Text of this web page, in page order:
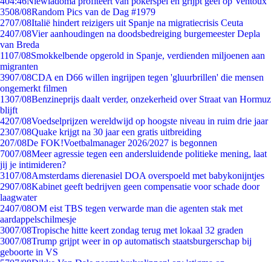
3508/08Random Pics van de Dag #1979
2707/08Italië hindert reizigers uit Spanje na migratiecrisis Ceuta
2407/08Vier aanhoudingen na doodsbedreiging burgemeester Depla
van Breda
1107/08Smokkelbende opgerold in Spanje, verdienden miljoenen aan
migranten
3907/08CDA en D66 willen ingrijpen tegen 'gluurbrillen' die mensen
ongemerkt filmen
1307/08Benzineprijs daalt verder, onzekerheid over Straat van Hormuz
blijft
4207/08Voedselprijzen wereldwijd op hoogste niveau in ruim drie jaar
2307/08Quake krijgt na 30 jaar een gratis uitbreiding
207/08De FOK!Voetbalmanager 2026/2027 is begonnen
7007/08Meer agressie tegen een andersluidende politieke mening, laat
jij je intimideren?
3107/08Amsterdams dierenasiel DOA overspoeld met babykonijntjes
2907/08Kabinet geeft bedrijven geen compensatie voor schade door
laagwater
2407/08OM eist TBS tegen verwarde man die agenten stak met
aardappelschilmesje
3007/08Tropische hitte keert zondag terug met lokaal 32 graden
3007/08Trump grijpt weer in op automatisch staatsburgerschap bij
geboorte in VS